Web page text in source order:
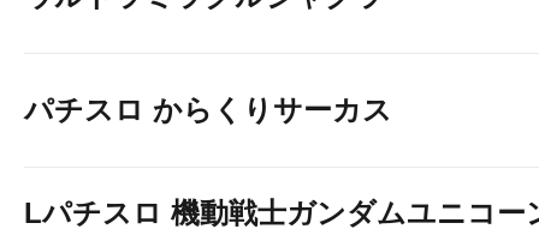
パチスロ からくりサーカス
Lパチスロ 機動戦士ガンダムユニコー